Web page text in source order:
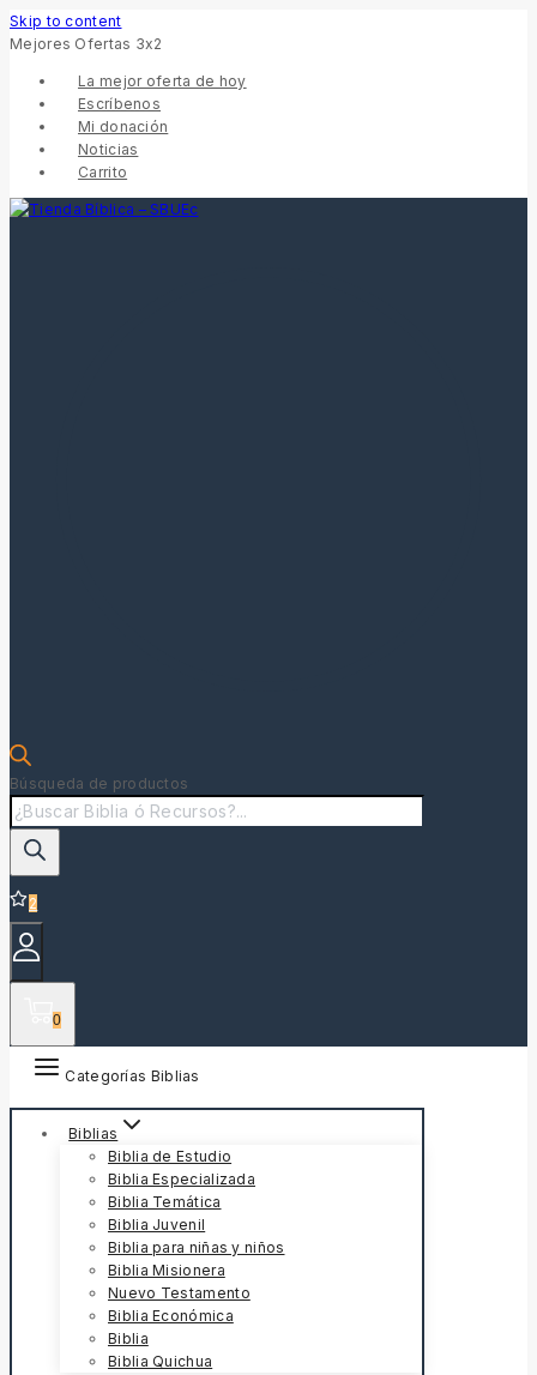
Skip to content
Mejores Ofertas 3x2
La mejor oferta de hoy
Escríbenos
Mi donación
Noticias
Carrito
Búsqueda de productos
2
0
Categorías Biblias
Biblias
Biblia de Estudio
Biblia Especializada
Biblia Temática
Biblia Juvenil
Biblia para niñas y niños
Biblia Misionera
Nuevo Testamento
Biblia Económica
Biblia
Biblia Quichua